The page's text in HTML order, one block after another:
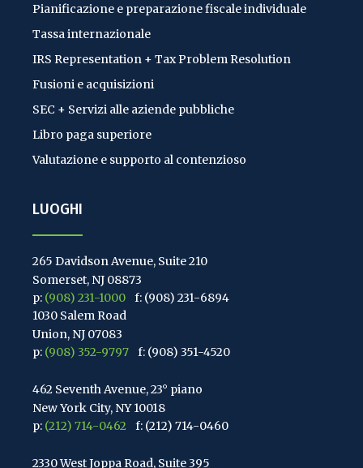
Pianificazione e preparazione fiscale individuale
Tassa internazionale
IRS Representation + Tax Problem Resolution
Fusioni e acquisizioni
SEC + Servizi alle aziende pubbliche
Libro paga superiore
Valutazione e supporto al contenzioso
LUOGHI
265 Davidson Avenue, Suite 210
Somerset, NJ 08873
p: (908) 231-1000
f: (908) 231-6894
1030 Salem Road
Union, NJ 07083
p: (908) 352-9797 f: (908) 351-4520
462 Seventh Avenue, 23° piano
New York City, NY 10018
p: (212) 714-0462 f: (212) 714-0460
2330 West Joppa Road, Suite 395